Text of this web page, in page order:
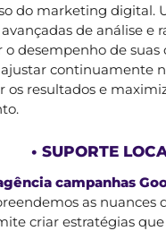
do marketing digital.
de análise e
desempenho de suas
continuamente
os resultados e
• SUPORTE
campanhas
as nuances
criar estratégias